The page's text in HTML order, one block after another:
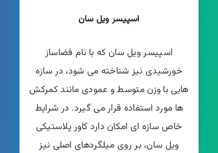
اسپیسر ویل سان
اسپیسر ویل سان که با نام فضاساز
خورشیدی نیز شناخته می شود، در سازه
هایی با وزن متوسط و عمودی مانند کمرکش
ها مورد استفاده قرار می گیرد. در شرایط
خاص سازه ای امکان دارد کاور پلاستیکی
ویل سان، بر روی میلگردهای اصلی نیز